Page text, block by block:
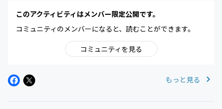
このアクティビティはメンバー限定公開です。
コミュニティのメンバーになると、読むことができます。
コミュニティを見る
もっと見る